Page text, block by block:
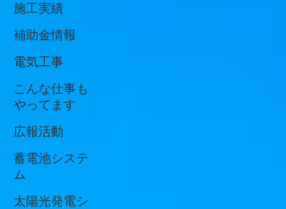
施工実績
補助金情報
電気工事
こんな仕事も
やってます
広報活動
蓄電池システ
ム
太陽光発電シ